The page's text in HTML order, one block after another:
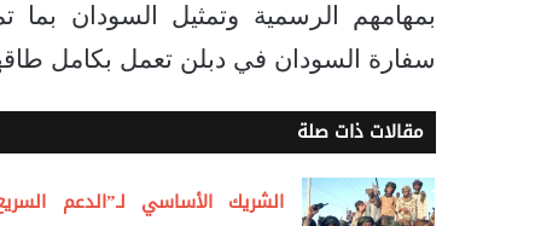
بمهامهم الرسمية وتمثيل السودان بما
سفارة السودان في دبلن تعمل بكامل
مقالات ذات صلة
الشريك الأساسي لـ”الدعم